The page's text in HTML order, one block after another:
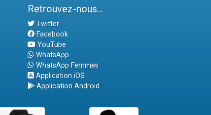
Retrouvez-nous...
Twitter
Facebook
YouTube
WhatsApp
WhatsApp Femmes
Application iOS
Application Android